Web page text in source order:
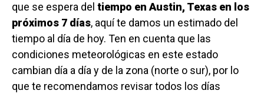
que se espera del tiempo en Austin, Texas en los
próximos 7 días, aquí te damos un estimado del
tiempo al día de hoy. Ten en cuenta que las
condiciones meteorológicas en este estado
cambian día a día y de la zona (norte o sur), por lo
que te recomendamos revisar todos los días